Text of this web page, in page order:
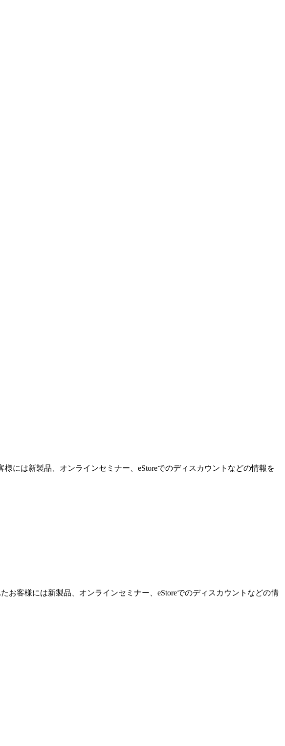
には新製品、オンラインセミナー、eStoreでのディスカウントなどの情報を
お客様には新製品、オンラインセミナー、eStoreでのディスカウントなどの情